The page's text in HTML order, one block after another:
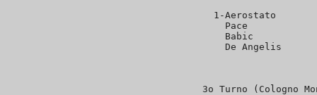
1-Aerostato
Pace
Babic
De Angelis
3o Turno (Cologno